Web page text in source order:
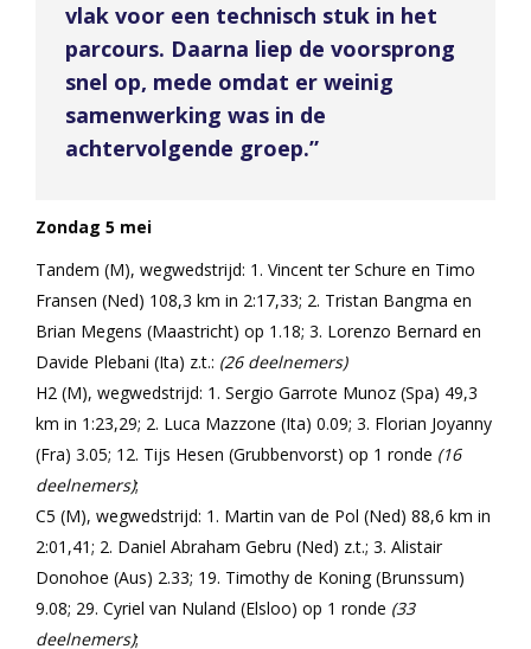
vlak voor een technisch stuk in het
parcours. Daarna liep de voorsprong
snel op, mede omdat er weinig
samenwerking was in de
achtervolgende groep.”
Zondag 5 mei
Tandem (M), wegwedstrijd: 1. Vincent ter Schure en Timo
Fransen (Ned) 108,3 km in 2:17,33; 2. Tristan Bangma en
Brian Megens (Maastricht) op 1.18; 3. Lorenzo Bernard en
Davide Plebani (Ita) z.t.: (26 deelnemers)
H2 (M), wegwedstrijd: 1. Sergio Garrote Munoz (Spa) 49,3
km in 1:23,29; 2. Luca Mazzone (Ita) 0.09; 3. Florian Joyanny
(Fra) 3.05; 12. Tijs Hesen (Grubbenvorst) op 1 ronde (16
deelnemers);
C5 (M), wegwedstrijd: 1. Martin van de Pol (Ned) 88,6 km in
2:01,41; 2. Daniel Abraham Gebru (Ned) z.t.; 3. Alistair
Donohoe (Aus) 2.33; 19. Timothy de Koning (Brunssum)
9.08; 29. Cyriel van Nuland (Elsloo) op 1 ronde (33
deelnemers);